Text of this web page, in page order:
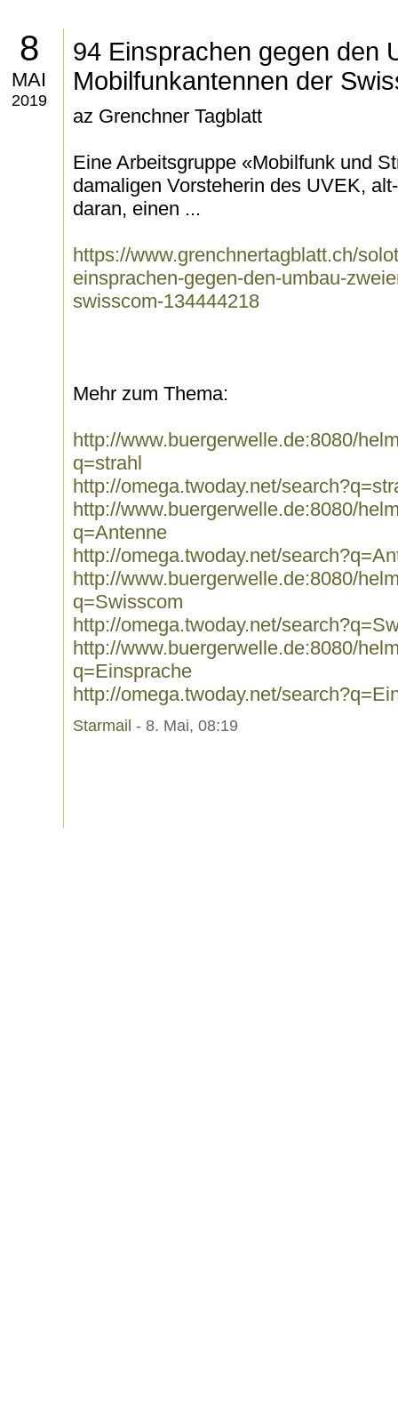
8
MAI
2019
94 Einsprachen gegen den
Mobilfunkantennen der
az Grenchner Tagblatt
Eine Arbeitsgruppe «Mobilfunk und
damaligen Vorsteherin des UVEK,
daran, einen ...
https://www.grenchnertagblatt.ch/
einsprachen-gegen-den-umbau-
swisscom-134444218
Mehr zum Thema:
http://www.buergerwelle.de:8080/
q=strahl
http://omega.twoday.net/
http://www.buergerwelle.de:8080/
q=Antenne
http://omega.twoday.net/
http://www.buergerwelle.de:8080/
q=Swisscom
http://omega.twoday.net/
http://www.buergerwelle.de:8080/
q=Einsprache
http://omega.twoday.net/
Starmail - 8. Mai, 08:19